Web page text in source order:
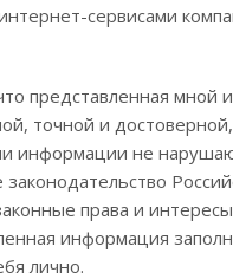
сервисами
представленная мной
точной и
информации не
права и
информация
лично.